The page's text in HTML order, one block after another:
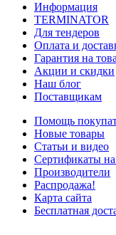
Информация
TERMINATOR
Для тендеров
Оплата и
Гарантия на
Акции и скидки
Наш блог
Поставщикам
Помощь
Новые товары
Статьи и видео
Сертификаты
Производители
Распродажа!
Карта сайта
Бесплатная